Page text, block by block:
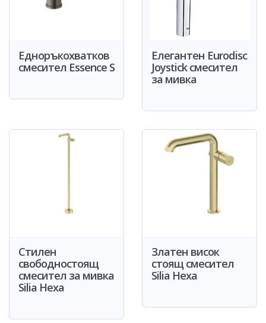
Едноръкохватков
смесител Essence S
Eлегантен Eurodisc
Joystick cмесител
за мивка
Стилен
свободностоящ
смесител за мивка
Silia Hexa
Златен висок
стоящ смесител
Silia Hexa